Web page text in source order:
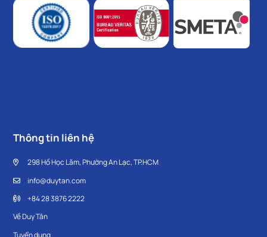
Thông tin liên hệ
298 Hồ Học Lãm, Phường An Lạc, TP.HCM
info@duytan.com
+84 28 3876 2222
Về Duy Tân
Tuyển dụng